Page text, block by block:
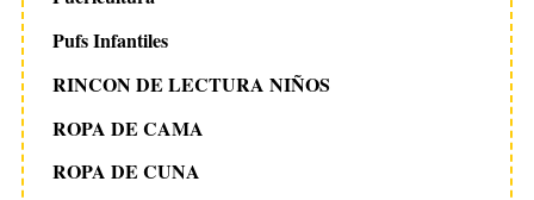
Pufs Infantiles
RINCON DE LECTURA NIÑOS
ROPA DE CAMA
ROPA DE CUNA